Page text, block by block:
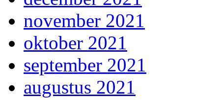
november 2021
oktober 2021
september 2021
augustus 2021